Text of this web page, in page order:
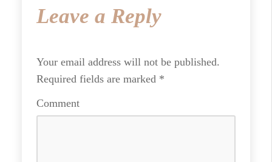
Leave a Reply
Your email address will not be published.
Required fields are marked *
Comment